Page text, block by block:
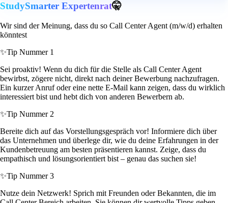
StudySmarter Expertenrat🤫
Wir sind der Meinung, dass du so Call Center Agent (m/w/d) erhalten
könntest
✨Tip Nummer 1
Sei proaktiv! Wenn du dich für die Stelle als Call Center Agent
bewirbst, zögere nicht, direkt nach deiner Bewerbung nachzufragen.
Ein kurzer Anruf oder eine nette E-Mail kann zeigen, dass du wirklich
interessiert bist und hebt dich von anderen Bewerbern ab.
✨Tip Nummer 2
Bereite dich auf das Vorstellungsgespräch vor! Informiere dich über
das Unternehmen und überlege dir, wie du deine Erfahrungen in der
Kundenbetreuung am besten präsentieren kannst. Zeige, dass du
empathisch und lösungsorientiert bist – genau das suchen sie!
✨Tip Nummer 3
Nutze dein Netzwerk! Sprich mit Freunden oder Bekannten, die im